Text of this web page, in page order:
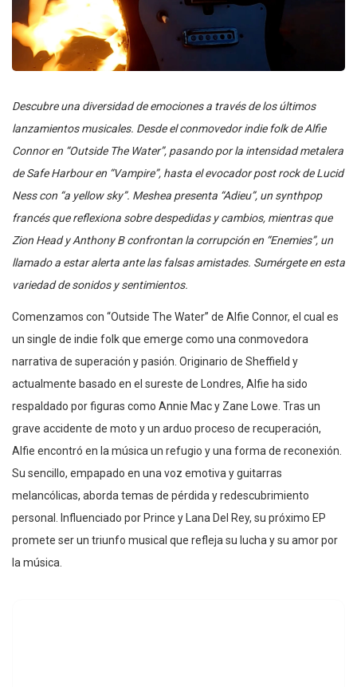
Descubre una diversidad de emociones a través de los últimos
lanzamientos musicales. Desde el conmovedor indie folk de Alfie
Connor en “Outside The Water”, pasando por la intensidad metalera
de Safe Harbour en “Vampire”, hasta el evocador post rock de Lucid
Ness con “a yellow sky”. Meshea presenta “Adieu”, un synthpop
francés que reflexiona sobre despedidas y cambios, mientras que
Zion Head y Anthony B confrontan la corrupción en “Enemies”, un
llamado a estar alerta ante las falsas amistades. Sumérgete en esta
variedad de sonidos y sentimientos.
Comenzamos con “Outside The Water” de Alfie Connor, el cual es
un single de indie folk que emerge como una conmovedora
narrativa de superación y pasión. Originario de Sheffield y
actualmente basado en el sureste de Londres, Alfie ha sido
respaldado por figuras como Annie Mac y Zane Lowe. Tras un
grave accidente de moto y un arduo proceso de recuperación,
Alfie encontró en la música un refugio y una forma de reconexión.
Su sencillo, empapado en una voz emotiva y guitarras
melancólicas, aborda temas de pérdida y redescubrimiento
personal. Influenciado por Prince y Lana Del Rey, su próximo EP
promete ser un triunfo musical que refleja su lucha y su amor por
la música.